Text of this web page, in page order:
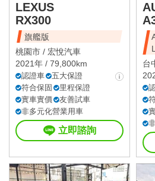
LEXUS
RX300
旗艦版
桃園市 / 宏悅汽車
2021年 / 79,800km
認證車
五大保證
符合保固
里程保證
實車實價
友善試車
非多元化營業用車
立即諮詢
台